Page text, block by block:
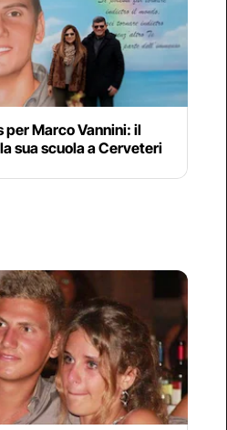
per Marco Vannini: il
sua scuola a Cerveteri